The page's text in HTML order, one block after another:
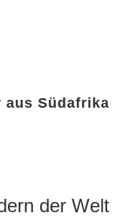
aus Südafrika
der Welt